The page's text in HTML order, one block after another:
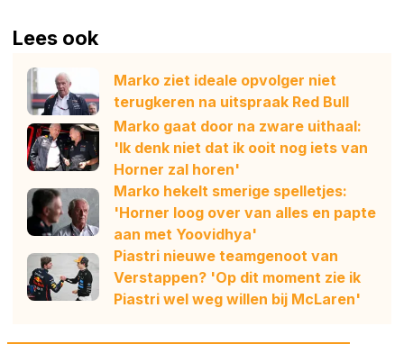
Lees ook
Marko ziet ideale opvolger niet
terugkeren na uitspraak Red Bull
Marko gaat door na zware uithaal:
'Ik denk niet dat ik ooit nog iets van
Horner zal horen'
Marko hekelt smerige spelletjes:
'Horner loog over van alles en papte
aan met Yoovidhya'
Piastri nieuwe teamgenoot van
Verstappen? 'Op dit moment zie ik
Piastri wel weg willen bij McLaren'